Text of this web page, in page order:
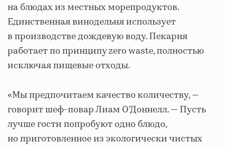
на блюдах из местных морепродуктов.
Единственная винодельня использует
в производстве дождевую воду. Пекарня
работает по принципу zero waste, полностью
исключая пищевые отходы.
«Мы предпочитаем качество количеству, —
говорит шеф-повар Лиам О’Доннелл. — Пусть
лучше гости попробуют одно блюдо,
но приготовленное из экологически чистых